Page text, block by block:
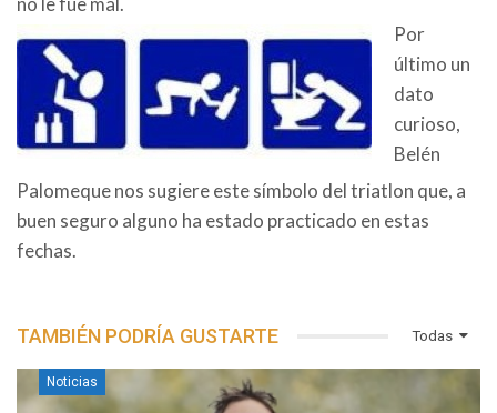
Por
último un
dato
curioso,
Belén
Palomeque nos sugiere este símbolo del triatlon que, a
buen seguro alguno ha estado practicado en estas
fechas.
Todas
TAMBIÉN PODRÍA GUSTARTE
Noticias